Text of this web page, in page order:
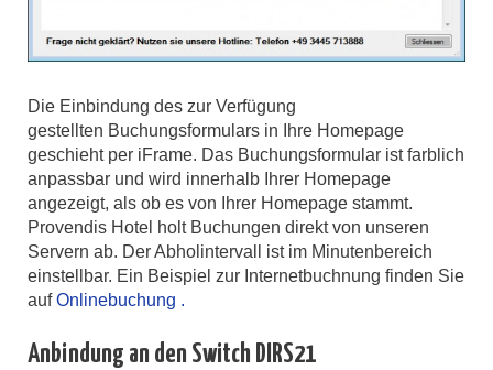
Die Einbindung des zur Verfügung
gestellten Buchungsformulars in Ihre Homepage
geschieht per iFrame. Das Buchungsformular ist farblich
anpassbar und wird innerhalb Ihrer Homepage
angezeigt, als ob es von Ihrer Homepage stammt.
Provendis Hotel holt Buchungen direkt von unseren
Servern ab. Der Abholintervall ist im Minutenbereich
einstellbar. Ein Beispiel zur Internetbuchnung finden Sie
aufOnlinebuchung .
Anbindung an den Switch DIRS21